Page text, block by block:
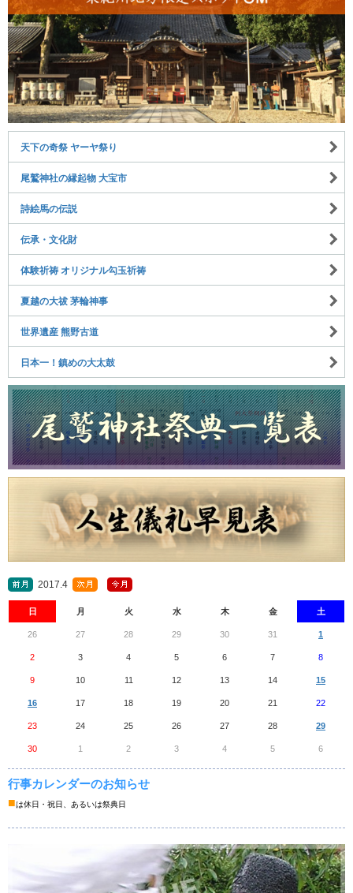
天下の奇祭 ヤーヤ祭り
尾鷲神社の縁起物 大宝市
詩絵馬の伝説
伝承・文化財
体験祈祷 オリジナル勾玉祈祷
夏越の大祓 茅輪神事
世界遺産 熊野古道
日本一！鎮めの大太鼓
2017.4
日 月 火 水 木 金 土
26 27 28 29 30 31 1
2 3 4 5 6 7 8
9 10 11 12 13 14 15
16 17 18 19 20 21 22
23 24 25 26 27 28 29
30 1 2 3 4 5 6
行事カレンダーのお知らせ
■は休日・祝日、あるいは祭典日